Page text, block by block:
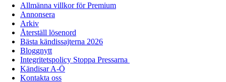
Allmänna villkor för Premium
Annonsera
Arkiv
Återställ lösenord
Bästa kändissajterna 2026
Bloggnytt
Integritetspolicy Stoppa Pressarna
Kändisar A-Ö
Kontakta oss